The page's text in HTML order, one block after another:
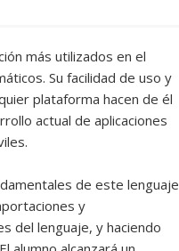
más utilizados en el
Su facilidad de uso y
plataforma hacen de él
actual de aplicaciones
de este lenguaje
y
del lenguaje, y haciendo